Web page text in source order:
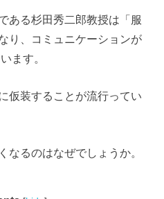
ある杉田秀二郎教授は「服
り、コミュニケーションが
ます。
仮装することが流行ってい
なるのはなぜでしょうか。